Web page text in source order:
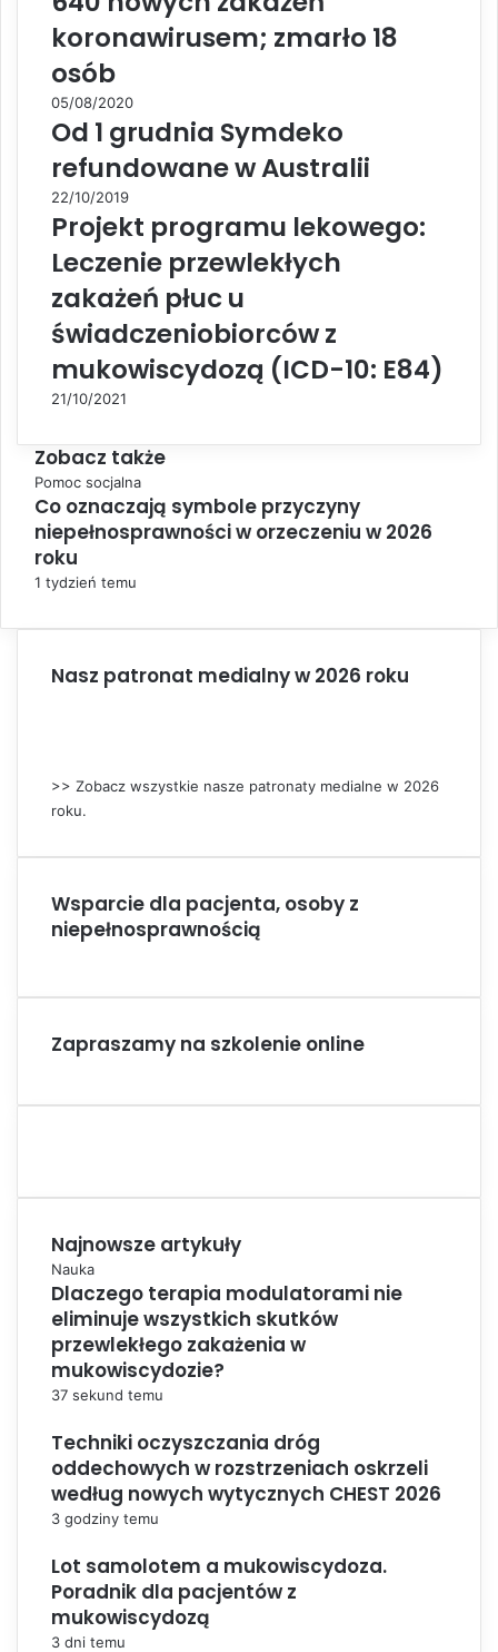
koronawirusem; zmarło 18
osób
05/08/2020
Od 1 grudnia Symdeko
refundowane w Australii
22/10/2019
Projekt programu lekowego:
Leczenie przewlekłych
zakażeń płuc u
świadczeniobiorców z
mukowiscydozą (ICD-10: E84)
21/10/2021
Zobacz także
C
l
o
s
e
Pomoc socjalna
Co oznaczają symbole przyczyny
niepełnosprawności w orzeczeniu w 2026
roku
1 tydzień temu
Nasz patronat medialny w 2026 roku
>> Zobacz wszystkie nasze patronaty medialne w 2026
roku.
Wsparcie dla pacjenta, osoby z
niepełnosprawnością
Zapraszamy na szkolenie online
Najnowsze artykuły
Nauka
Dlaczego terapia modulatorami nie
eliminuje wszystkich skutków
przewlekłego zakażenia w
mukowiscydozie?
37 sekund temu
Techniki oczyszczania dróg
oddechowych w rozstrzeniach oskrzeli
według nowych wytycznych CHEST 2026
3 godziny temu
Lot samolotem a mukowiscydoza.
Poradnik dla pacjentów z
mukowiscydozą
3 dni temu